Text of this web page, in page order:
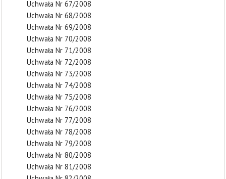
Uchwała Nr 67/2008
Uchwała Nr 68/2008
Uchwała Nr 69/2008
Uchwała Nr 70/2008
Uchwała Nr 71/2008
Uchwała Nr 72/2008
Uchwała Nr 73/2008
Uchwała Nr 74/2008
Uchwała Nr 75/2008
Uchwała Nr 76/2008
Uchwała Nr 77/2008
Uchwała Nr 78/2008
Uchwała Nr 79/2008
Uchwała Nr 80/2008
Uchwała Nr 81/2008